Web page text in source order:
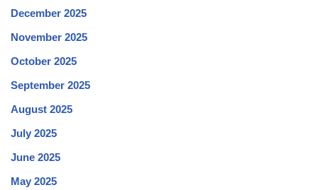
December 2025
November 2025
October 2025
September 2025
August 2025
July 2025
June 2025
May 2025